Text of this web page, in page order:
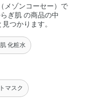
メゾンコーセー）で
ぎ肌 の商品の中
つかります。
化粧水
マスク